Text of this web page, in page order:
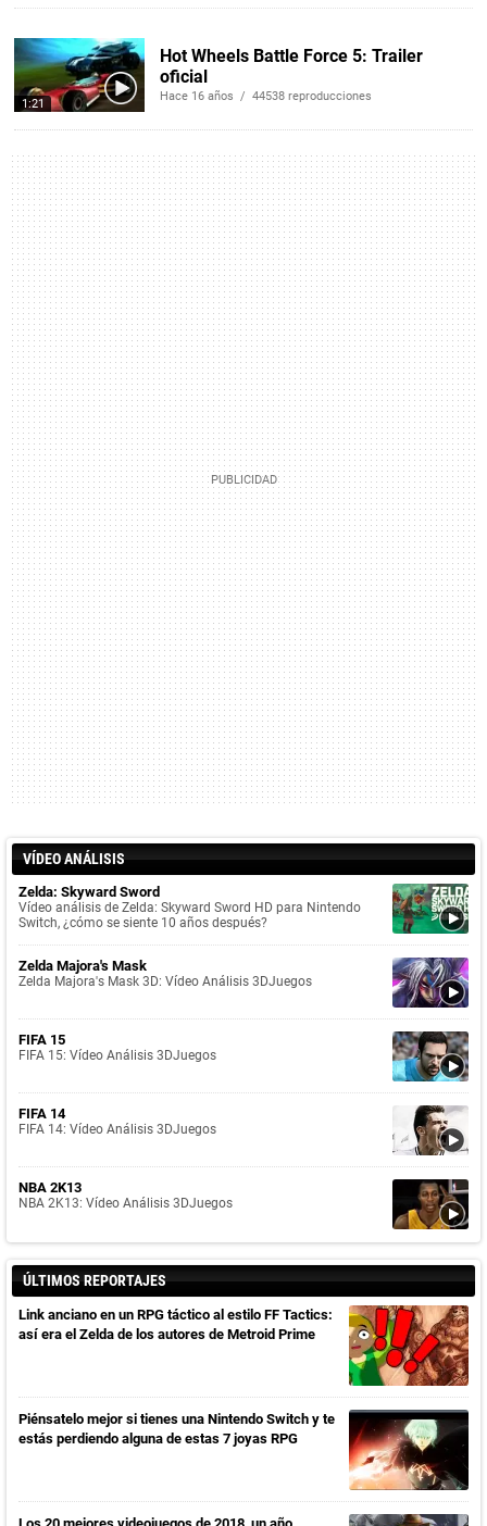
1:21
Hot Wheels Battle Force 5: Trailer
oficial
Hace 16 años / 44538 reproducciones
VÍDEO ANÁLISIS
Zelda: Skyward Sword
Vídeo análisis de Zelda: Skyward Sword HD para Nintendo
Switch, ¿cómo se siente 10 años después?
Zelda Majora's Mask
Zelda Majora's Mask 3D: Vídeo Análisis 3DJuegos
FIFA 15
FIFA 15: Vídeo Análisis 3DJuegos
FIFA 14
FIFA 14: Vídeo Análisis 3DJuegos
NBA 2K13
NBA 2K13: Vídeo Análisis 3DJuegos
ÚLTIMOS REPORTAJES
Link anciano en un RPG táctico al estilo FF Tactics:
así era el Zelda de los autores de Metroid Prime
Piénsatelo mejor si tienes una Nintendo Switch y te
estás perdiendo alguna de estas 7 joyas RPG